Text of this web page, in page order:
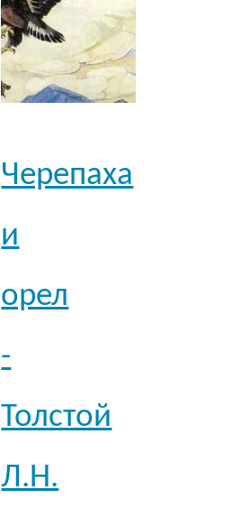
Черепаха
и
орел
-
Толстой
Л.Н.